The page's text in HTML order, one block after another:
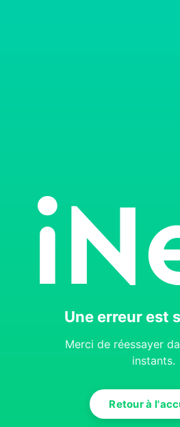
Une erreur est
Merci de réessayer
instants.
Retour à